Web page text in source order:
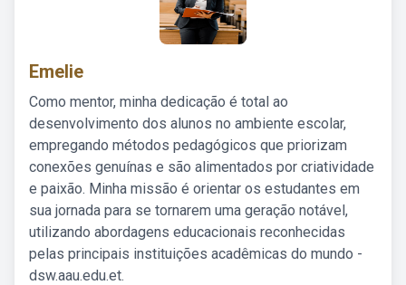
Emelie
Como mentor, minha dedicação é total ao
desenvolvimento dos alunos no ambiente escolar,
empregando métodos pedagógicos que priorizam
conexões genuínas e são alimentados por criatividade
e paixão. Minha missão é orientar os estudantes em
sua jornada para se tornarem uma geração notável,
utilizando abordagens educacionais reconhecidas
pelas principais instituições acadêmicas do mundo -
dsw.aau.edu.et.